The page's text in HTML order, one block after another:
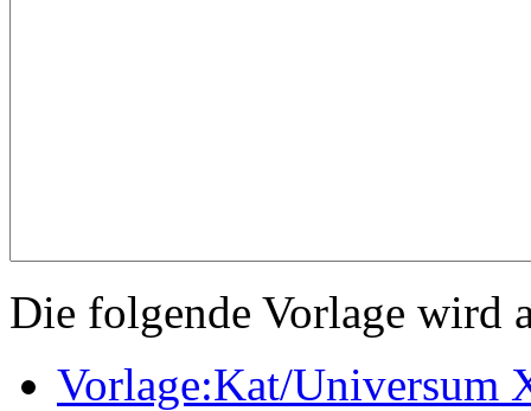
Die folgende Vorlage wird
Vorlage:Kat/Universum